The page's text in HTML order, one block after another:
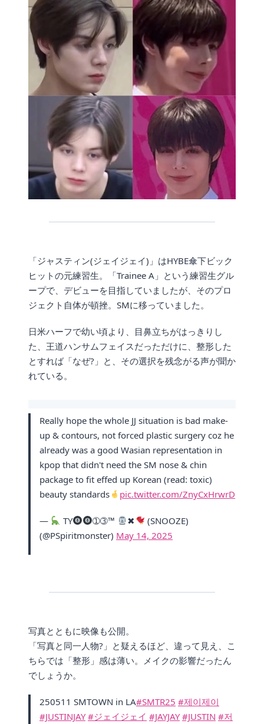
「ジャスティン(ジェイジェイ)」はHYBE傘下ビック
ヒットの元練習生。「Trainee A」という練習生グル
ープで、デビューを目指していましたが、そのプロ
ジェクト自体が頓挫。SMに移っていました。
日米ハーフで幼い頃より、目鼻立ちがはっきりし
た、王道ハンサムフェイスだっただけに、整形した
とすれば「なぜ?」と、その選択を残念がる声が聞か
れている。
Really hope the whole JJ situation is bad make-
up & contours, not forced plastic surgery coz he
already was a good Wasian representation in
kpop that didn't need the SM nose & chin
package to fit effed up Korean (read: toxic)
beauty standards
pic.twitter.com/ZnyCxHrwrD
— TY ➀➂™ ✖
(SNOOZE)
(@PSpiritmonster) May 14, 2025
写真とともに映像も公開。
「写真と同一人物?」と疑えるほど、違って見え、こ
ちらでは「整形」感は薄い。メイクの影響だったん
でしょうか。
250511 SMTOWN in LA#SMTR25 #제이제이
#JUSTINJAY #ジェイジェイ #JAYJAY #JUSTIN #저